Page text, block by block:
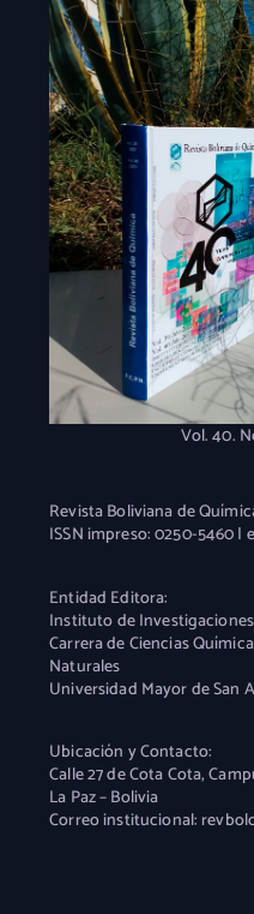
Vol. 40.
Revista Boliviana de
ISSN impreso: 0250-5460 |
Entidad Editora:
Instituto de
Carrera de Ciencias
Naturales
Universidad Mayor de San
Ubicación y Contacto:
Calle 27 de Cota Cota,
La Paz – Bolivia
Correo institucional: